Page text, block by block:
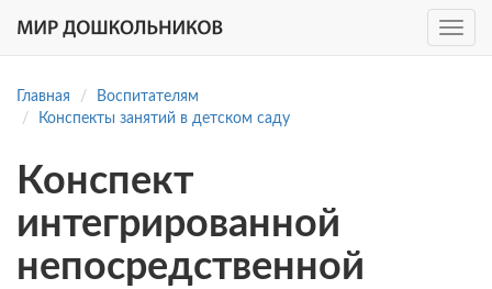
основному
Toggle
Главная
Воспитателям
Конспекты занятий в детском саду
Конспект
интегрированной
непосредственной